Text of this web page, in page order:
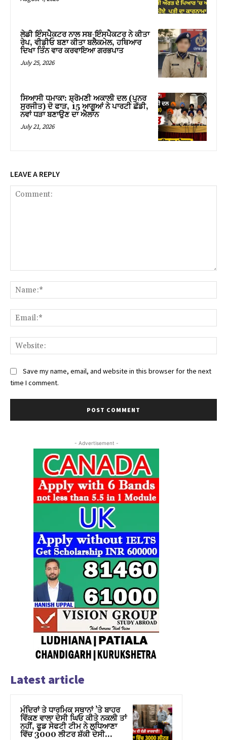
ਲੇਡੀ ਇੰਸਪੈਕਟਰ ਨਾਲ ਸਬ-ਇੰਸਪੈਕਟਰ ਨੇ ਕੀਤਾ
ਰੇਪ, ਵੀਡੀਓ ਬਣਾ ਕੀਤਾ ਬਲੈਕਮੇਲ, ਹਥਿਆਰ
ਦਿਖਾ ਤਿੰਨ ਵਾਰ ਕਰਵਾਇਆ ਗਰਭਪਾਤ
July 25, 2026
ਸਿਆਸੀ ਧਮਾਕਾ: ਸ਼੍ਰੋਮਣੀ ਅਕਾਲੀ ਦਲ (ਪੁਨਰ
ਸੁਰਜੀਤ) ਦੋ ਫਾੜ, 15 ਆਗੂਆਂ ਨੇ ਪਾਰਟੀ ਛੱਡੀ,
ਨਵਾਂ ਧੜਾ ਬਣਾਉਣ ਦਾ ਐਲਾਨ
July 21, 2026
LEAVE A REPLY
Save my name, email, and website in this browser for the next
time I comment.
- Advertisement -
Latest article
ਮੰਦਿਰਾਂ ਤੇ ਧਾਰਮਿਕ ਸਥਾਨਾਂ ’ਤੇ ਬਾਹਰ
ਵਿੱਕਣ ਵਾਲਾ ਦੇਸੀ ਘਿਓ ਕੀਤੇ ਨਕਲੀ ਤਾਂ
ਨਹੀਂ, ਫੂਡ ਸੇਫਟੀ ਟੀਮ ਨੇ ਲੁਧਿਆਣਾ
ਵਿੱਚ 3000 ਲੀਟਰ ਸ਼ੱਕੀ ਦੇਸੀ...